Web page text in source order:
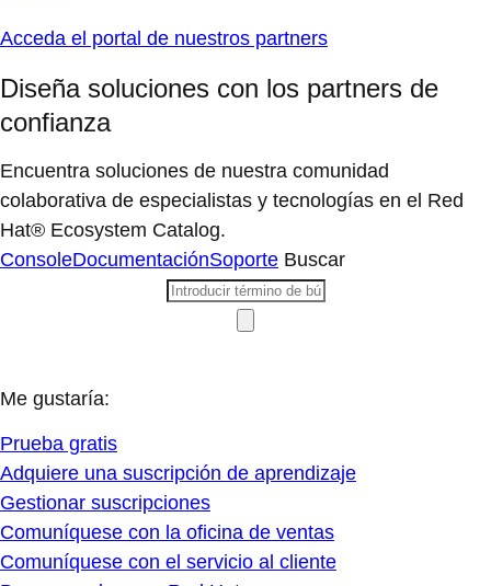
Acceda el portal de nuestros partners
Diseña soluciones con los partners de
confianza
Encuentra soluciones de nuestra comunidad
colaborativa de especialistas y tecnologías en el Red
Hat® Ecosystem Catalog.
ConsoleDocumentaciónSoporte Buscar
Me gustaría:
Prueba gratis
Adquiere una suscripción de aprendizaje
Gestionar suscripciones
Comuníquese con la oficina de ventas
Comuníquese con el servicio al cliente